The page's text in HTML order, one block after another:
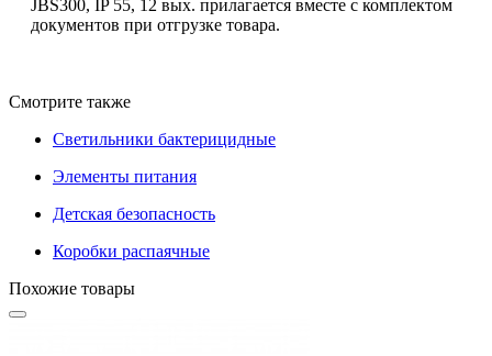
JBS300, IP 55, 12 вых. прилагается вместе с комплектом
документов при отгрузке товара.
Смотрите также
Светильники бактерицидные
Элементы питания
Детская безопасность
Коробки распаячные
Похожие товары